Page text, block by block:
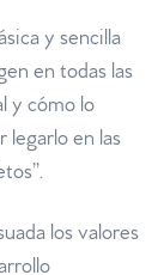
y sencilla
en todas las
y cómo lo
legarlo en las
los valores